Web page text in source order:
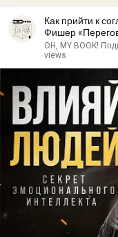
Как прийти к
Фишер
метод»
OH, MY BOOK!
views